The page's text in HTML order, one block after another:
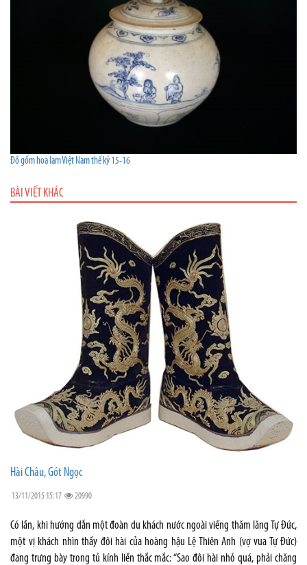
Đồ gốm hoa lam Việt Nam thế kỷ 15-16
BÀI VIẾT KHÁC
Hài Châu, Gót Ngọc
13/11/2015 15:17 20990
Có lần, khi hướng dẫn một đoàn du khách nước ngoài viếng thăm lăng Tự Đức,
một vị khách nhìn thấy đôi hài của hoàng hậu Lệ Thiên Anh (vợ vua Tự Đức)
đang trưng bày trong tủ kính liền thắc mắc: “Sao đôi hài nhỏ quá, phải chăng